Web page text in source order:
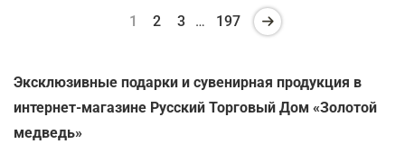
1 2 3 … 197
Эксклюзивные подарки и сувенирная продукция в
интернет-магазине Русский Торговый Дом «Золотой
медведь»